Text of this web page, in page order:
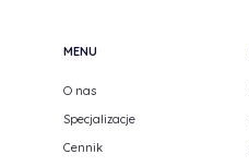
MENU
O nas
Specjalizacje
Cennik